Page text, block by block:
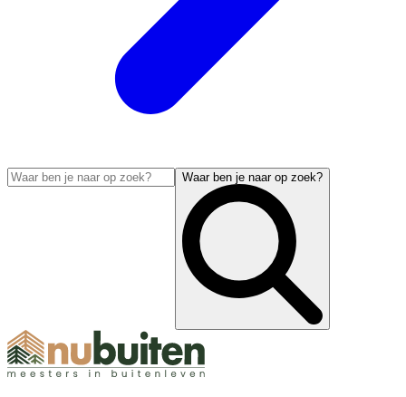
Waar ben je naar op zoek?